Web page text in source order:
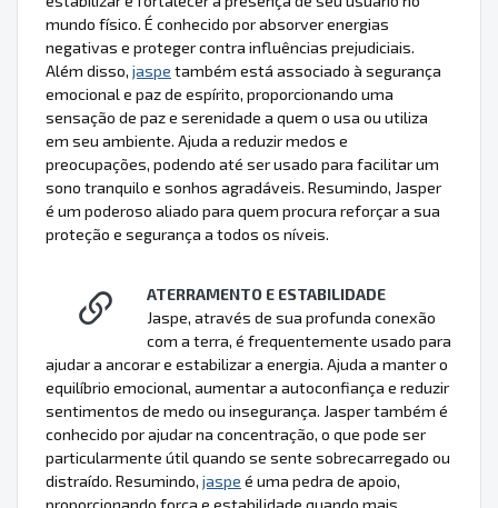
mundo físico. É conhecido por absorver energias
negativas e proteger contra influências prejudiciais.
Além disso, jaspe também está associado à segurança
emocional e paz de espírito, proporcionando uma
sensação de paz e serenidade a quem o usa ou utiliza
em seu ambiente. Ajuda a reduzir medos e
preocupações, podendo até ser usado para facilitar um
sono tranquilo e sonhos agradáveis. Resumindo, Jasper
é um poderoso aliado para quem procura reforçar a sua
proteção e segurança a todos os níveis.
ATERRAMENTO E ESTABILIDADE
Jaspe, através de sua profunda conexão
com a terra, é frequentemente usado para
ajudar a ancorar e estabilizar a energia. Ajuda a manter o
equilíbrio emocional, aumentar a autoconfiança e reduzir
sentimentos de medo ou insegurança. Jasper também é
conhecido por ajudar na concentração, o que pode ser
particularmente útil quando se sente sobrecarregado ou
distraído. Resumindo, jaspe é uma pedra de apoio,
proporcionando força e estabilidade quando mais